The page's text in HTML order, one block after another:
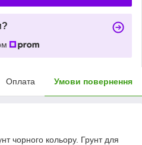
Оплата Умови повернення
чорного кольору. Грунт для